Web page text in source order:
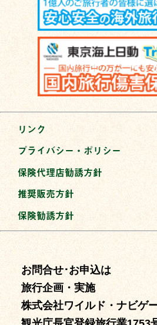
リンク
プライバシー・ポリシー
保険代理店勧誘方針
推奨販売方針
保険勧誘方針
お問合せ･お申込は
旅行企画・実施
株式会社ワイルド・ナビゲ